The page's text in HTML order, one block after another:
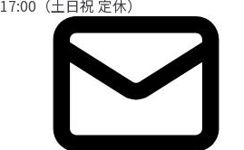
17:00（土日祝 定休）